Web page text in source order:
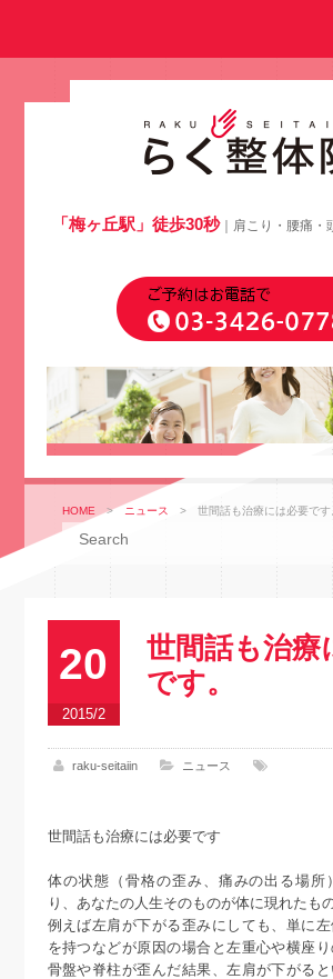
「梅ヶ丘駅」徒歩30秒｜肩こり・腰痛・
HOME > ニュース >世間話も治療には必要です
20
2015/2
世間話も治療
です。
raku-seitaiin ニュース
世間話も治療には必要です
体の状態（骨格の歪み、痛みの出る場所
り、あなたの人生そのものが体に現れたもの
例えば左肩が下がる歪みにしても、単に
を持つなどが原因の場合と左重心や横座
骨盤や脊柱が歪んだ結果、左肩が下がる